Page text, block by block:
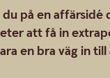
på en affärsidé
att få in
en bra väg in